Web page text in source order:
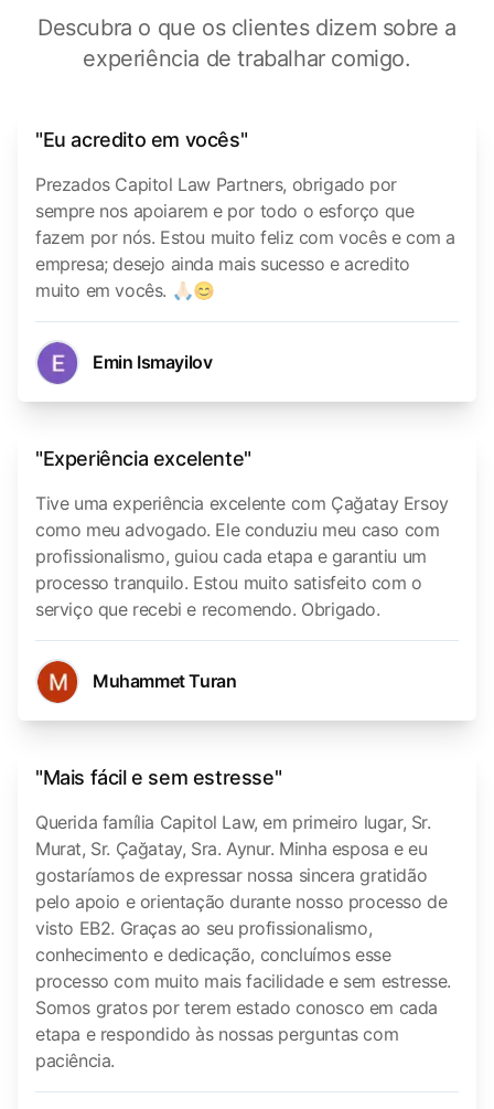
Descubra o que os clientes dizem sobre a
experiência de trabalhar comigo.
"Eu acredito em vocês"
Prezados Capitol Law Partners, obrigado por
sempre nos apoiarem e por todo o esforço que
fazem por nós. Estou muito feliz com vocês e com a
empresa; desejo ainda mais sucesso e acredito
muito em vocês. 🙏🏻😊
Emin Ismayilov
"Experiência excelente"
Tive uma experiência excelente com Çağatay Ersoy
como meu advogado. Ele conduziu meu caso com
profissionalismo, guiou cada etapa e garantiu um
processo tranquilo. Estou muito satisfeito com o
serviço que recebi e recomendo. Obrigado.
Muhammet Turan
"Mais fácil e sem estresse"
Querida família Capitol Law, em primeiro lugar, Sr.
Murat, Sr. Çağatay, Sra. Aynur. Minha esposa e eu
gostaríamos de expressar nossa sincera gratidão
pelo apoio e orientação durante nosso processo de
visto EB2. Graças ao seu profissionalismo,
conhecimento e dedicação, concluímos esse
processo com muito mais facilidade e sem estresse.
Somos gratos por terem estado conosco em cada
etapa e respondido às nossas perguntas com
paciência.